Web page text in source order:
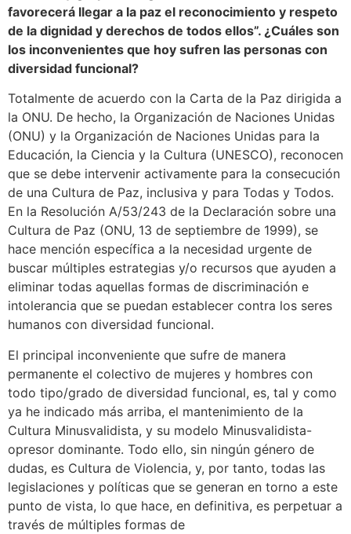
favorecerá llegar a la paz el reconocimiento y respeto
de la dignidad y derechos de todos ellos”. ¿Cuáles son
los inconvenientes que hoy sufren las personas con
diversidad funcional?
Totalmente de acuerdo con la Carta de la Paz dirigida a
la ONU. De hecho, la Organización de Naciones Unidas
(ONU) y la Organización de Naciones Unidas para la
Educación, la Ciencia y la Cultura (UNESCO), reconocen
que se debe intervenir activamente para la consecución
de una Cultura de Paz, inclusiva y para Todas y Todos.
En la Resolución A/53/243 de la Declaración sobre una
Cultura de Paz (ONU, 13 de septiembre de 1999), se
hace mención específica a la necesidad urgente de
buscar múltiples estrategias y/o recursos que ayuden a
eliminar todas aquellas formas de discriminación e
intolerancia que se puedan establecer contra los seres
humanos con diversidad funcional.
El principal inconveniente que sufre de manera
permanente el colectivo de mujeres y hombres con
todo tipo/grado de diversidad funcional, es, tal y como
ya he indicado más arriba, el mantenimiento de la
Cultura Minusvalidista, y su modelo Minusvalidista-
opresor dominante. Todo ello, sin ningún género de
dudas, es Cultura de Violencia, y, por tanto, todas las
legislaciones y políticas que se generan en torno a este
punto de vista, lo que hace, en definitiva, es perpetuar a
través de múltiples formas de